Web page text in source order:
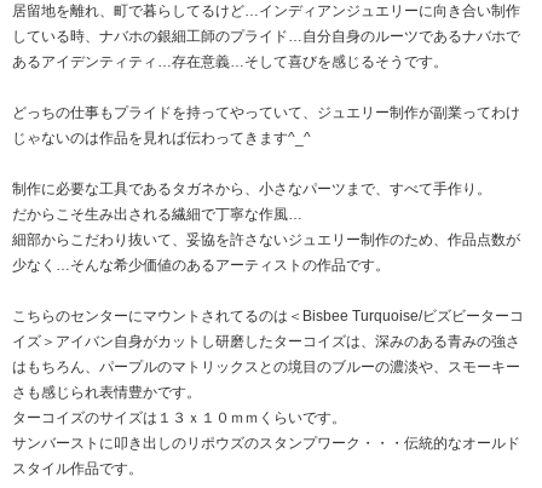
居留地を離れ、町で暮らしてるけど…インディアンジュエリーに向き合い制作
している時、ナバホの銀細工師のプライド…自分自身のルーツであるナバホで
あるアイデンティティ…存在意義…そして喜びを感じるそうです。
どっちの仕事もプライドを持ってやっていて、ジュエリー制作が副業ってわけ
じゃないのは作品を見れば伝わってきます^_^
制作に必要な工具であるタガネから、小さなパーツまで、すべて手作り。
だからこそ生み出される繊細で丁寧な作風…
細部からこだわり抜いて、妥協を許さないジュエリー制作のため、作品点数が
少なく…そんな希少価値のあるアーティストの作品です。
こちらのセンターにマウントされてるのは＜Bisbee Turquoise/ビズビーターコ
イズ＞アイバン自身がカットし研磨したターコイズは、深みのある青みの強さ
はもちろん、パープルのマトリックスとの境目のブルーの濃淡や、スモーキー
さも感じられ表情豊かです。
ターコイズのサイズは１３ｘ１０ｍｍくらいです。
サンバーストに叩き出しのリポウズのスタンプワーク・・・伝統的なオールド
スタイル作品です。